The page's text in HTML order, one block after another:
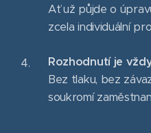
Ať už půjde o
zcela individuální
Rozhodnutí je
Bez tlaku, bez
soukromí